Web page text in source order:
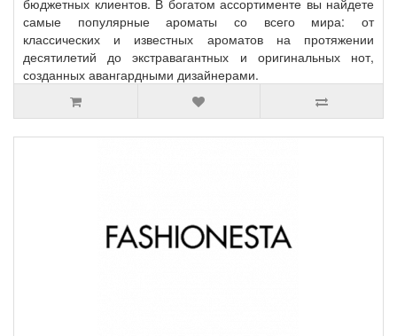
бюджетных клиентов. В богатом ассортименте вы найдете
самые популярные ароматы со всего мира: от
классических и известных ароматов на протяжении
десятилетий до экстравагантных и оригинальных нот,
созданных авангардными дизайнерами.